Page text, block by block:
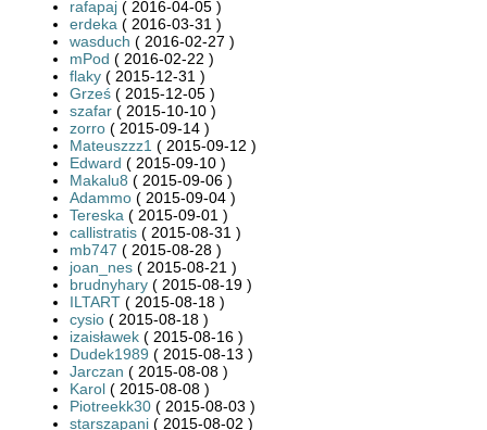
rafapaj ( 2016-04-05 )
erdeka ( 2016-03-31 )
wasduch ( 2016-02-27 )
mPod ( 2016-02-22 )
flaky ( 2015-12-31 )
Grześ ( 2015-12-05 )
szafar ( 2015-10-10 )
zorro ( 2015-09-14 )
Mateuszzz1 ( 2015-09-12 )
Edward ( 2015-09-10 )
Makalu8 ( 2015-09-06 )
Adammo ( 2015-09-04 )
Tereska ( 2015-09-01 )
callistratis ( 2015-08-31 )
mb747 ( 2015-08-28 )
joan_nes ( 2015-08-21 )
brudnyhary ( 2015-08-19 )
ILTART ( 2015-08-18 )
cysio ( 2015-08-18 )
izaisławek ( 2015-08-16 )
Dudek1989 ( 2015-08-13 )
Jarczan ( 2015-08-08 )
Karol ( 2015-08-08 )
Piotreekk30 ( 2015-08-03 )
starszapani ( 2015-08-02 )